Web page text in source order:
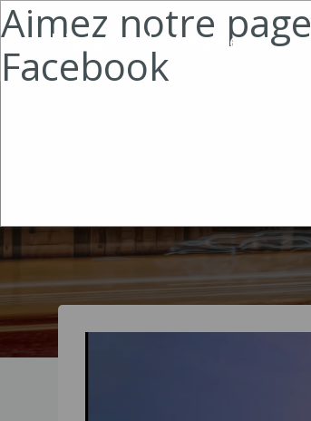
Aller
au
contenu Biscottes Littéraires
Aimez notre page
Facebook